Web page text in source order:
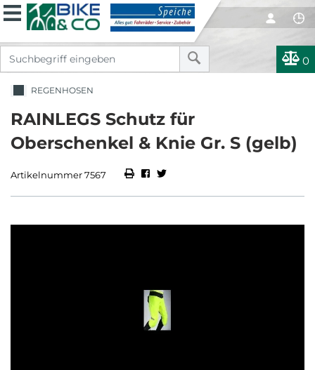
0
REGENHOSEN
RAINLEGS Schutz für
Oberschenkel & Knie Gr. S (gelb)
Artikelnummer 7567